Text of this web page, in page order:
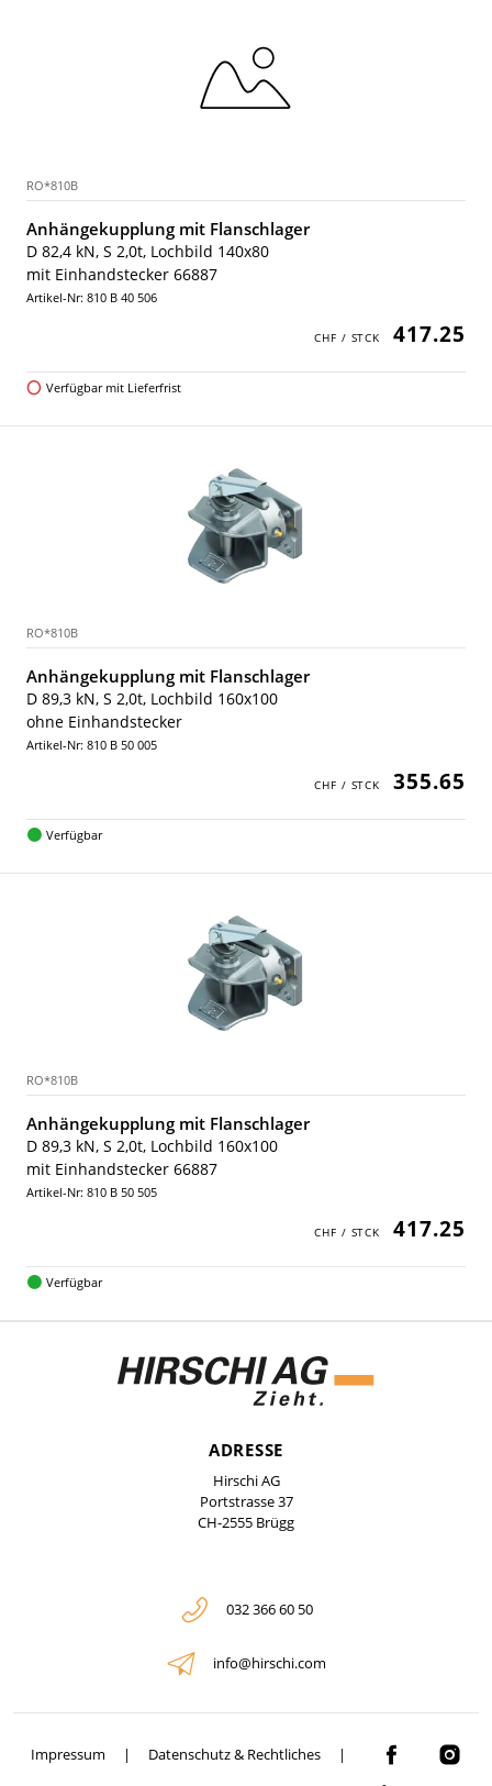
RO*810B
Anhängekupplung mit Flanschlager
D 82,4 kN, S 2,0t, Lochbild 140x80
mit Einhandstecker 66887
Artikel-Nr: 810 B 40 506
417.25
Verfügbar mit Lieferfrist
RO*810B
Anhängekupplung mit Flanschlager
D 89,3 kN, S 2,0t, Lochbild 160x100
ohne Einhandstecker
Artikel-Nr: 810 B 50 005
355.65
Verfügbar
RO*810B
Anhängekupplung mit Flanschlager
D 89,3 kN, S 2,0t, Lochbild 160x100
mit Einhandstecker 66887
Artikel-Nr: 810 B 50 505
417.25
Verfügbar
ADRESSE
Hirschi AG
Portstrasse 37
CH-2555 Brügg
032 366 60 50
info@hirschi.com
Impressum
Datenschutz & Rechtliches